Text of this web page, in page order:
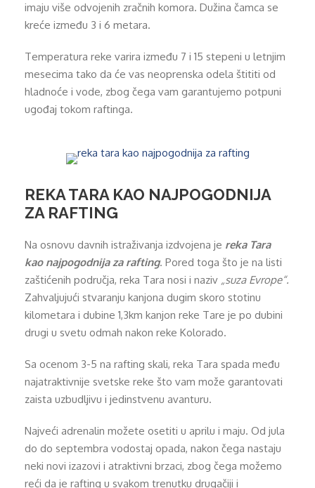
imaju više odvojenih zračnih komora. Dužina čamca se
kreće između 3 i 6 metara.
Temperatura reke varira između 7 i 15 stepeni u letnjim
mesecima tako da će vas neoprenska odela štititi od
hladnoće i vode, zbog čega vam garantujemo potpuni
ugođaj tokom raftinga.
REKA TARA KAO NAJPOGODNIJA
ZA RAFTING
Na osnovu davnih istraživanja izdvojena je reka Tara
kao najpogodnija za rafting. Pored toga što je na listi
zaštićenih područja, reka Tara nosi i naziv „suza Evrope“.
Zahvaljujući stvaranju kanjona dugim skoro stotinu
kilometara i dubine 1,3km kanjon reke Tare je po dubini
drugi u svetu odmah nakon reke Kolorado.
Sa ocenom 3-5 na rafting skali, reka Tara spada među
najatraktivnije svetske reke što vam može garantovati
zaista uzbudljivu i jedinstvenu avanturu.
Najveći adrenalin možete osetiti u aprilu i maju. Od jula
do do septembra vodostaj opada, nakon čega nastaju
neki novi izazovi i atraktivni brzaci, zbog čega možemo
reći da je rafting u svakom trenutku drugačiji i